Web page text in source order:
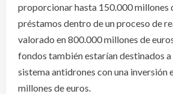
proporcionar hasta 150.000 millones
préstamos dentro de un proceso de
valorado en 800.000 millones de
fondos también estarían destinados
sistema antidrones con una inversión
millones de euros.